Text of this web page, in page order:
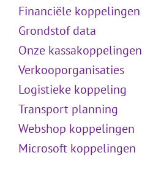
Financiële koppelingen
Grondstof data
Onze kassakoppelingen
Verkooporganisaties
Logistieke koppeling
Transport planning
Webshop koppelingen
Microsoft koppelingen